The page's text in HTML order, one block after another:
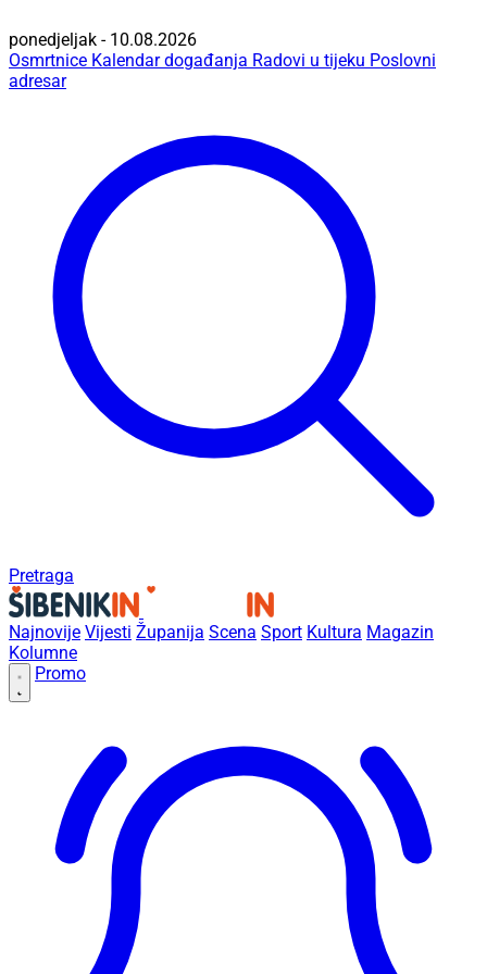
ponedjeljak - 10.08.2026
Osmrtnice Kalendar događanja Radovi u tijeku Poslovni
adresar
Pretraga
Najnovije Vijesti Županija Scena Sport Kultura Magazin
Kolumne
Promo